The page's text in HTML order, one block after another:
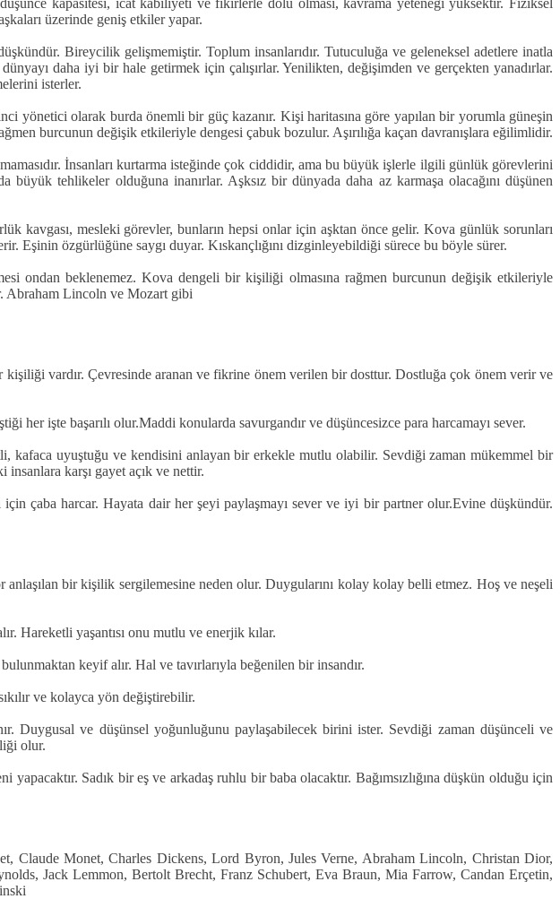
üzerinde geniş etkiler yapar.
Bireycilik gelişmemiştir. Toplum insanlarıdır. Tutuculuğa ve geleneksel adetlere inatla
daha iyi bir hale getirmek için çalışırlar. Yenilikten, değişimden ve gerçekten yanadırlar.
isterler.
yönetici olarak burda önemli bir güç kazanır. Kişi haritasına göre yapılan bir yorumla güneşin
burcunun değişik etkileriyle dengesi çabuk bozulur. Aşırılığa kaçan davranışlara eğilimlidir.
İnsanları kurtarma isteğinde çok ciddidir, ama bu büyük işlerle ilgili günlük görevlerini
tehlikeler olduğuna inanırlar. Aşksız bir dünyada daha az karmaşa olacağını düşünen
kavgası, mesleki görevler, bunların hepsi onlar için aşktan önce gelir. Kova günlük sorunları
Eşinin özgürlüğüne saygı duyar. Kıskançlığını dizginleyebildiği sürece bu böyle sürer.
ondan beklenemez. Kova dengeli bir kişiliği olmasına rağmen burcunun değişik etkileriyle
Abraham Lincoln ve Mozart gibi
vardır. Çevresinde aranan ve fikrine önem verilen bir dosttur. Dostluğa çok önem verir ve
her işte başarılı olur.Maddi konularda savurgandır ve düşüncesizce para harcamayı sever.
kafaca uyuştuğu ve kendisini anlayan bir erkekle mutlu olabilir. Sevdiği zaman mükemmel bir
karşı gayet açık ve nettir.
çaba harcar. Hayata dair her şeyi paylaşmayı sever ve iyi bir partner olur.Evine düşkündür.
bir kişilik sergilemesine neden olur. Duygularını kolay kolay belli etmez. Hoş ve neşeli
Hareketli yaşantısı onu mutlu ve enerjik kılar.
keyif alır. Hal ve tavırlarıyla beğenilen bir insandır.
ve kolayca yön değiştirebilir.
Duygusal ve düşünsel yoğunluğunu paylaşabilecek birini ister. Sevdiği zaman düşünceli ve
olur.
Sadık bir eş ve arkadaş ruhlu bir baba olacaktır. Bağımsızlığına düşkün olduğu için
Claude Monet, Charles Dickens, Lord Byron, Jules Verne, Abraham Lincoln, Christan Dior,
Jack Lemmon, Bertolt Brecht, Franz Schubert, Eva Braun, Mia Farrow, Candan Erçetin,